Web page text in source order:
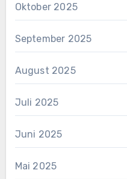
Oktober 2025
September 2025
August 2025
Juli 2025
Juni 2025
Mai 2025